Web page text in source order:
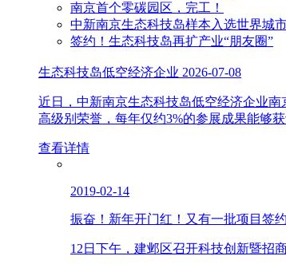
南京首个零碳园区，完工！
中新南京生态科技岛样本入选世界城
签约！生态科技岛再扩产业“朋友圈”
生态科技岛低空经济企业 2026-07-08
近日，中新南京生态科技岛低空经济企业
高级别荣誉，每年仅约3%的参展成果能够获
查看详情
2019-02-14
振奋！新年开门红！又有一批项目签
12日下午，建邺区召开科技创新暨招